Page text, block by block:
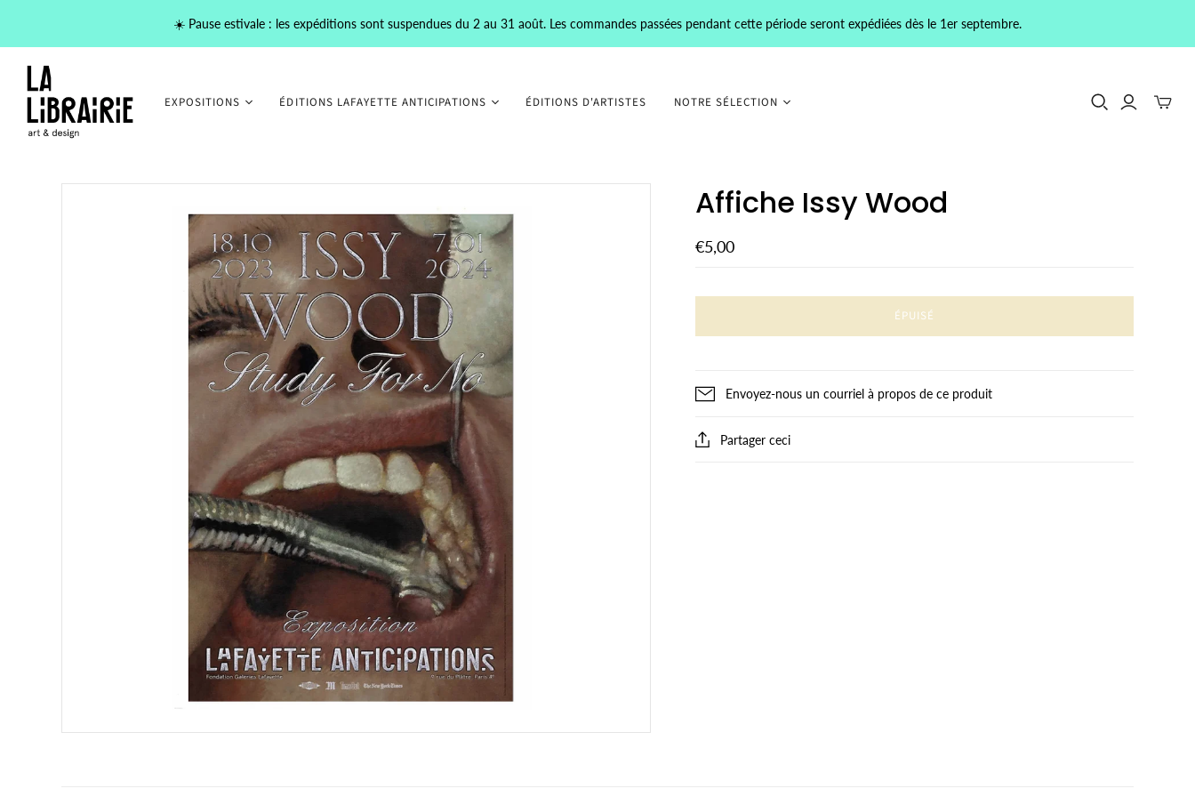
☀️ Pause estivale : les expéditions sont suspendues du 2 au 31 août. Les commandes passées pendant cette période seront expédiées dès le 1er septembre.
EXPOSITIONS ÉDITIONS LAFAYETTE ANTICIPATIONS ÉDITIONS D'ARTISTES NOTRE SÉLECTION
Affiche Issy Wood
€5,00
ÉPUISÉ
Envoyez-nous un courriel à propos de ce produit
Partager ceci